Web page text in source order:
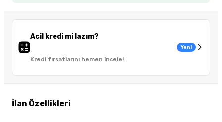
Acil kredi mi lazım?
Kredi fırsatlarını hemen incele!
Yeni
İlan Özellikleri